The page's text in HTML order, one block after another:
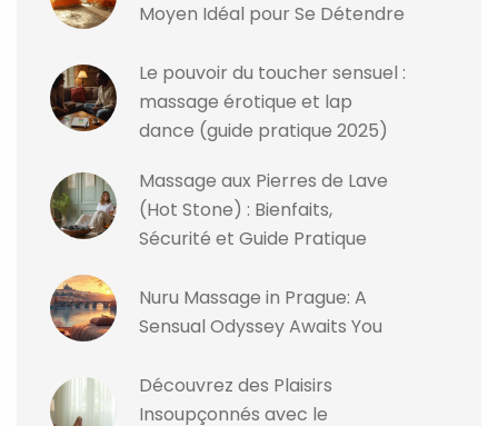
Moyen Idéal pour Se Détendre
Le pouvoir du toucher sensuel :
massage érotique et lap
dance (guide pratique 2025)
Massage aux Pierres de Lave
(Hot Stone) : Bienfaits,
Sécurité et Guide Pratique
Nuru Massage in Prague: A
Sensual Odyssey Awaits You
Découvrez des Plaisirs
Insoupçonnés avec le